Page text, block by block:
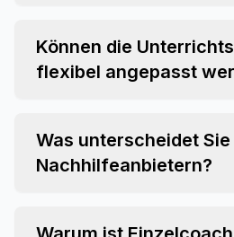
Können die
flexibel angepasst
Was unterscheidet
Nachhilfeanbietern?